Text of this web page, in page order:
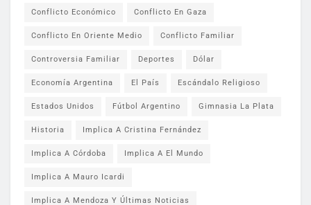
Conflicto Económico Conflicto En Gaza
Conflicto En Oriente Medio Conflicto Familiar
Controversia Familiar Deportes Dólar
Economía Argentina El País Escándalo Religioso
Estados Unidos Fútbol Argentino Gimnasia La Plata
Historia Implica A Cristina Fernández
Implica A Córdoba Implica A El Mundo
Implica A Mauro Icardi
Implica A Mendoza Y Últimas Noticias